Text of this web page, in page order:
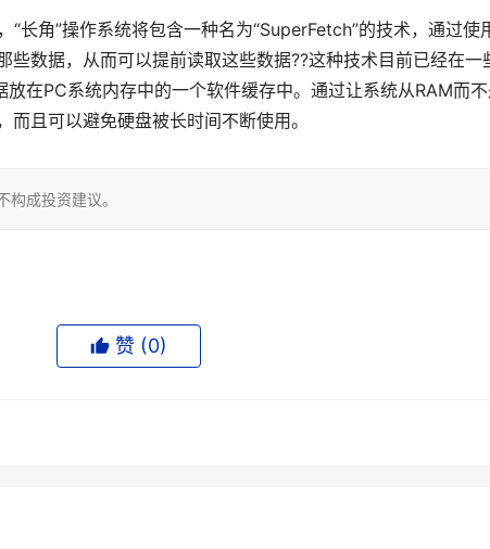
长角”操作系统将包含一种名为“SuperFetch”的技术，通过使
些数据，从而可以提前读取这些数据??这种技术目前已经在一
放在PC系统内存中的一个软件缓存中。通过让系统从RAM而
且可以避免硬盘被长时间不断使用。
成投资建议。
赞 (0)